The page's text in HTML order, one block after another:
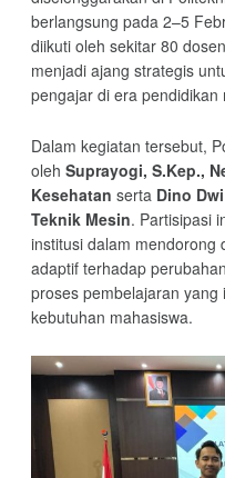
berlangsung pada 2–5
diikuti oleh sekitar 80
menjadi ajang strategis
pengajar di era pendidikan
Dalam kegiatan tersebut,
oleh Suprayogi, S.Kep.,
Kesehatan serta Dino
Teknik Mesin. Partisipasi
institusi dalam mendorong
adaptif terhadap
proses pembelajaran
kebutuhan mahasiswa.